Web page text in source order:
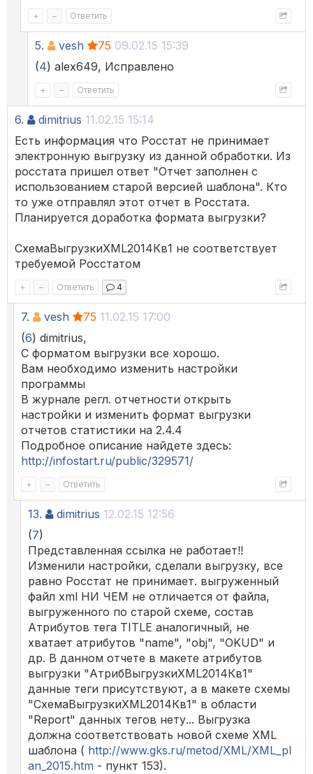
+ – Ответить
5. vesh 75 09.02.15 15:39
(4) alex649, Исправлено
+ – Ответить
6. dimitrius 11.02.15 15:14
Есть информация что Росстат не принимает
электронную выгрузку из данной обработки. Из
росстата пришел ответ "Отчет заполнен с
использованием старой версией шаблона". Кто
то уже отправлял этот отчет в Росстата.
Планируется доработка формата выгрузки?
СхемаВыгрузкиXML2014Кв1 не соответствует
требуемой Росстатом
+ – Ответить 4
7. vesh 75 11.02.15 17:00
(6) dimitrius,
С форматом выгрузки все хорошо.
Вам необходимо изменить настройки
программы
В журнале регл. отчетности открыть
настройки и изменить формат выгрузки
отчетов статистики на 2.4.4
Подробное описание найдете здесь:
http://infostart.ru/public/329571/
+ – Ответить
13. dimitrius 12.02.15 12:56
(7)
Представленная ссылка не работает!!
Изменили настройки, сделали выгрузку, все
равно Росстат не принимает. выгруженный
файл xml НИ ЧЕМ не отличается от файла,
выгруженного по старой схеме, состав
Атрибутов тега TITLE аналогичный, не
хватает атрибутов "name", "obj", "OKUD" и
др. В данном отчете в макете атрибутов
выгрузки "АтрибВыгрузкиXML2014Кв1"
данные теги присутствуют, а в макете схемы
"СхемаВыгрузкиXML2014Кв1" в области
"Report" данных тегов нету... Выгрузка
должна соответствовать новой схеме XML
шаблона ( http://www.gks.ru/metod/XML/XML_pl
an_2015.htm - пункт 153).